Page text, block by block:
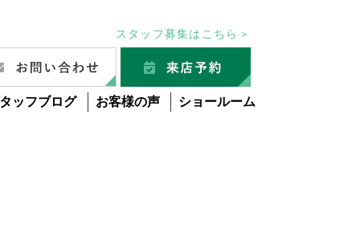
スタッフ募集はこちら＞
ッフブログ お客様の声 ショールーム